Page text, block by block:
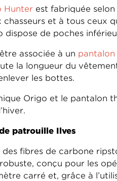
Hunterest fabriquée
chasseurs et à tous ceux
dispose de poches
associée à un
la longueur du
les bottes.
Origo et le pantalon
patrouille Ilves
fibres de carbone
conçu pour les
carré et, grâce à